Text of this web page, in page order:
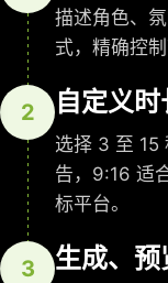
描述角色、
式，精确控
2 自定义
选择 3 至
告，9:16 适
标平台。
3 生成、